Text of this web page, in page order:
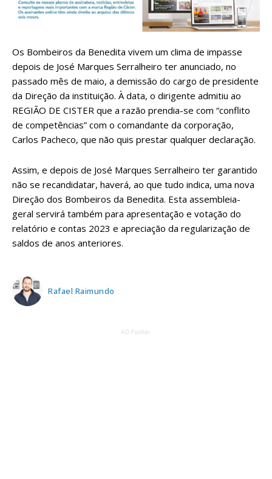
Os Bombeiros da Benedita vivem um clima de impasse
depois de José Marques Serralheiro ter anunciado, no
passado mês de maio, a demissão do cargo de presidente
da Direção da instituição. À data, o dirigente admitiu ao
REGIÃO DE CISTER que a razão prendia-se com “conflito
de competências” com o comandante da corporação,
Carlos Pacheco, que não quis prestar qualquer declaração.
Assim, e depois de José Marques Serralheiro ter garantido
não se recandidatar, haverá, ao que tudo indica, uma nova
Direção dos Bombeiros da Benedita. Esta assembleia-
geral servirá também para apresentação e votação do
relatório e contas 2023 e apreciação da regularização de
saldos de anos anteriores.
Rafael Raimundo
AD Footer